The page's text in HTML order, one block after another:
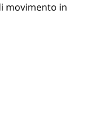
movimento in